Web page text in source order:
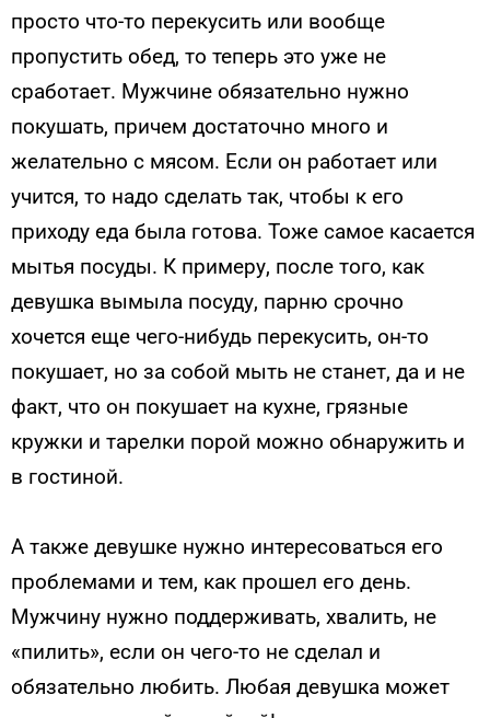
просто что-то перекусить или вообще
пропустить обед, то теперь это уже не
сработает. Мужчине обязательно нужно
покушать, причем достаточно много и
желательно с мясом. Если он работает или
учится, то надо сделать так, чтобы к его
приходу еда была готова. Тоже самое касается
мытья посуды. К примеру, после того, как
девушка вымыла посуду, парню срочно
хочется еще чего-нибудь перекусить, он-то
покушает, но за собой мыть не станет, да и не
факт, что он покушает на кухне, грязные
кружки и тарелки порой можно обнаружить и
в гостиной.
А также девушке нужно интересоваться его
проблемами и тем, как прошел его день.
Мужчину нужно поддерживать, хвалить, не
«пилить», если он чего-то не сделал и
обязательно любить. Любая девушка может